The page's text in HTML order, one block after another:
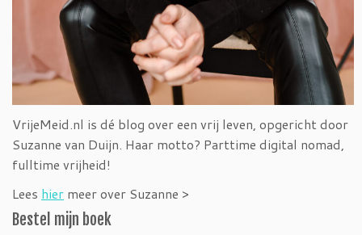
VrijeMeid.nl is dé blog over een vrij leven, opgericht door
Suzanne van Duijn. Haar motto? Parttime digital nomad,
fulltime vrijheid!
Lees hier meer over Suzanne >
Bestel mijn boek